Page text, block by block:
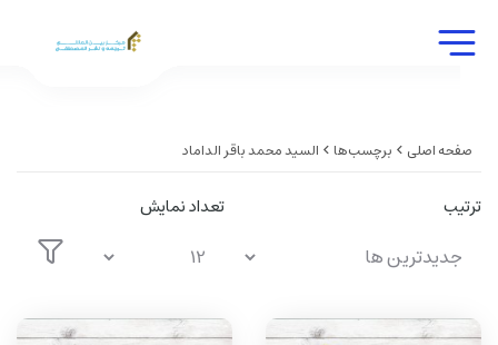
صفحه اصلی برچسب‌ها السيد محمد باقر الداماد
ترتیب تعداد نمایش